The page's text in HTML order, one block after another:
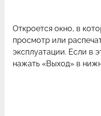
Откроется окно, в
просмотр или
эксплуатации. Если в
нажать «Выход» в